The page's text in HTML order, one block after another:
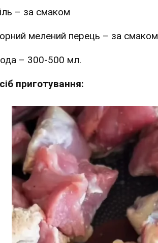
– за смаком
мелений перець – за смаком
– 300-500 мл.
приготування: